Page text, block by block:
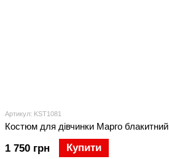
Артикул: KST1081
Костюм для дівчинки Марго блакитний
1 750 грн Купити